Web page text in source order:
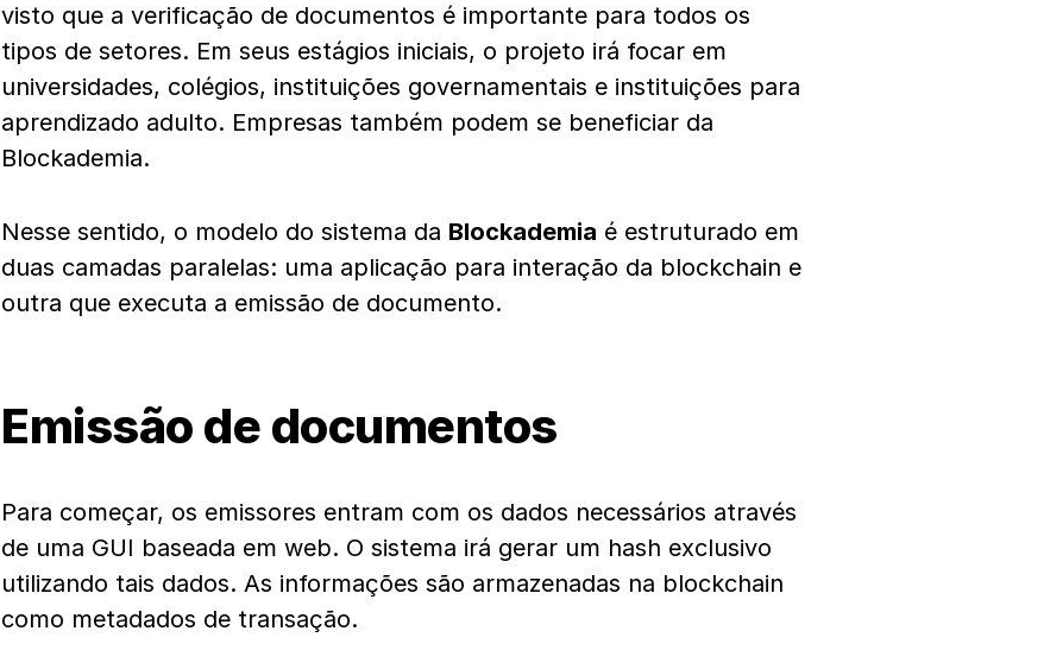
visto que a verificação de documentos é importante para todos os
tipos de setores. Em seus estágios iniciais, o projeto irá focar em
universidades, colégios, instituições governamentais e instituições para
aprendizado adulto. Empresas também podem se beneficiar da
Blockademia.
Nesse sentido, o modelo do sistema da Blockademia é estruturado em
duas camadas paralelas: uma aplicação para interação da blockchain e
outra que executa a emissão de documento.
Emissão de documentos
Para começar, os emissores entram com os dados necessários através
de uma GUI baseada em web. O sistema irá gerar um hash exclusivo
utilizando tais dados. As informações são armazenadas na blockchain
como metadados de transação.